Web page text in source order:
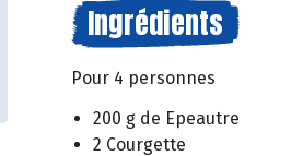
Ingrédients
Pour 4 personnes
200 g de Epeautre
2 Courgette